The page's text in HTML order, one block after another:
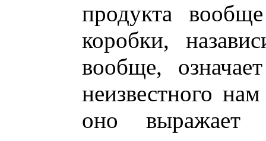
продукта
коробки,
вообще,
неизвестного
оно выражает